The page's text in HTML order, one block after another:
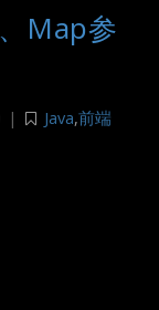
Map参
| Java,前端